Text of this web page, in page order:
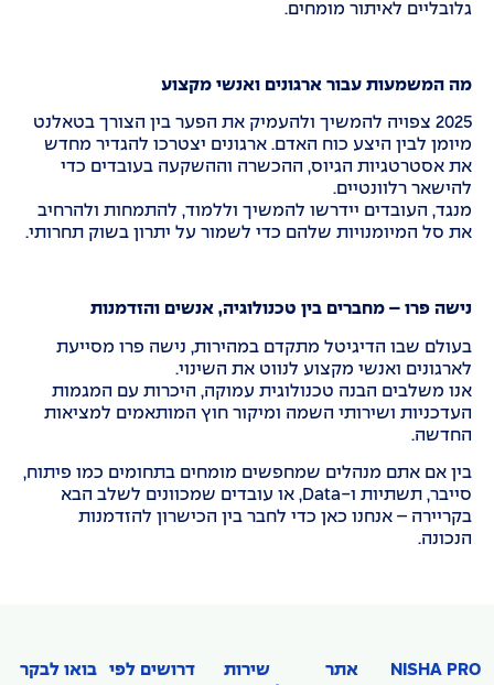
גלובליים לאיתור מומחים.
מה המשמעות עבור ארגונים ואנשי מקצוע
2025 צפויה להמשיך ולהעמיק את הפער בין הצורך בטאלנט
מיומן לבין היצע כוח האדם. ארגונים יצטרכו להגדיר מחדש
את אסטרטגיות הגיוס, ההכשרה וההשקעה בעובדים כדי
להישאר רלוונטיים.
מנגד, העובדים יידרשו להמשיך וללמוד, להתמחות ולהרחיב
את סל המיומנויות שלהם כדי לשמור על יתרון בשוק תחרותי.
נישה פרו – מחברים בין טכנולוגיה, אנשים והזדמנות
בעולם שבו הדיגיטל מתקדם במהירות, נישה פרו מסייעת
לארגונים ואנשי מקצוע לנווט את השינוי.
אנו משלבים הבנה טכנולוגית עמוקה, היכרות עם המגמות
העדכניות ושירותי השמה ומיקור חוץ המותאמים למציאות
החדשה.
בין אם אתם מנהלים שמחפשים מומחים בתחומים כמו פיתוח,
סייבר, תשתיות ו-Data, או עובדים שמכוונים לשלב הבא
בקריירה – אנחנו כאן כדי לחבר בין הכישרון להזדמנות
הנכונה.
בואו לבקר
דרושים לפי
שירות
אתר
NISHA PRO